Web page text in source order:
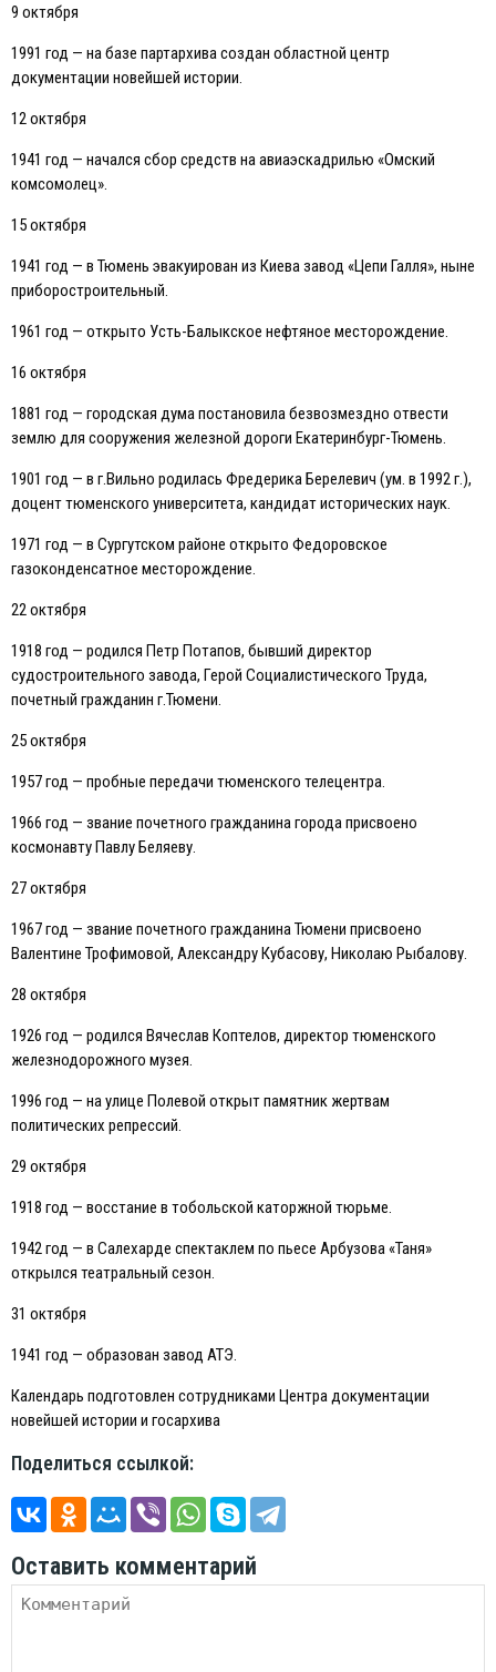
9 октября
1991 год — на базе партархива создан областной центр
документации новейшей истории.
12 октября
1941 год — начался сбор средств на авиаэскадрилью «Омский
комсомолец».
15 октября
1941 год — в Тюмень эвакуирован из Киева завод «Цепи Галля», ныне
приборостроительный.
1961 год — открыто Усть-Балыкское нефтяное месторождение.
16 октября
1881 год — городская дума постановила безвозмездно отвести
землю для сооружения железной дороги Eкатеринбург-Тюмень.
1901 год — в г.Вильно родилась Фредерика Берелевич (ум. в 1992 г.),
доцент тюменского университета, кандидат исторических наук.
1971 год — в Сургутском районе открыто Федоровское
газоконденсатное месторождение.
22 октября
1918 год — родился Петр Потапов, бывший директор
судостроительного завода, Герой Социалистического Труда,
почетный гражданин г.Тюмени.
25 октября
1957 год — пробные передачи тюменского телецентра.
1966 год — звание почетного гражданина города присвоено
космонавту Павлу Беляеву.
27 октября
1967 год — звание почетного гражданина Тюмени присвоено
Валентине Трофимовой, Александру Кубасову, Николаю Рыбалову.
28 октября
1926 год — родился Вячеслав Коптелов, директор тюменского
железнодорожного музея.
1996 год — на улице Полевой открыт памятник жертвам
политических репрессий.
29 октября
1918 год — восстание в тобольской каторжной тюрьме.
1942 год — в Салехарде спектаклем по пьесе Арбузова «Таня»
открылся театральный сезон.
31 октября
1941 год — образован завод АТЭ.
Календарь подготовлен сотрудниками Центра документации
новейшей истории и госархива
Поделиться ссылкой:
Оставить комментарий